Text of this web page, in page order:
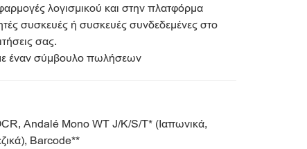
λογισμικού και στην πλατφόρμα
συσκευές ή συσκευές συνδεδεμένες στο
σας.
έναν σύμβουλο πωλήσεων
Andalé Mono WT J/K/S/T* (Ιαπωνικά,
Barcode**